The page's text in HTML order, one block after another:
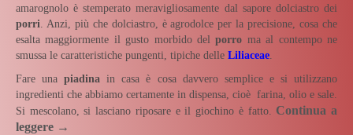
amarognolo è stemperato meravigliosamente dal sapore dolciastro dei
porri . Anzi, più che dolciastro, è agrodolce per la precisione, cosa che
esalta maggiormente il gusto morbido delporro ma al contempo ne
smussa le caratteristiche pungenti, tipiche delle Liliaceae
Fare unapiadina in casa è cosa davvero semplice e si utilizzano
ingredienti che abbiamo certamente in dispensa, cioè farina, olio e sale.
Si mescolano, si lasciano riposare e il giochino è fatto.Continua a
leggere →